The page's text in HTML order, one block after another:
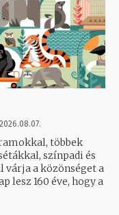
2026.08.07.
többek
színpadi és
várja a közönséget a